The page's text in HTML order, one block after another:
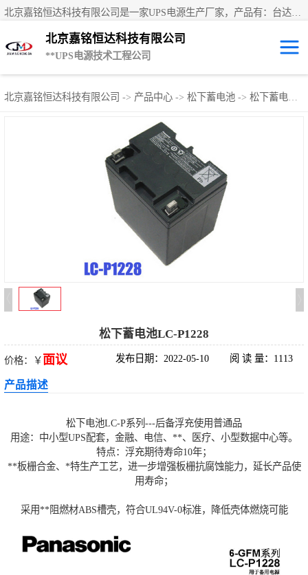
北京嘉铭恒达科技有限公司
**UPS电源技术工程公司
北京嘉铭恒达科技有限公司 -> 产品中心 -> 松下蓄电池 -> 松下蓄电池LC-P系列
松下蓄电池LC-P1228
价格：￥面议 发布日期：2022-05-10 阅 读 量：1113
产品描述
松下电池LC-P系列---后备浮充使用普通品
用途：中小型UPS配套，金融、电信、**、医疗、小型数据中心等。
特点：浮充期待寿命10年；
**板栅合金、*特生产工艺，进一步增强板栅抗腐蚀能力，延长产品使
用寿命；
采用**阻燃材ABS槽壳，符合UL94V-0标准，降低壳体燃烧可能
UPS租赁/UPS电
施耐德UPS电源
松下蓄电池
台达UPS电源
UPS电源蓄电池
EPS直流屏蓄电